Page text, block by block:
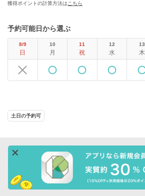
獲得ポイントの計算方法はこちら
予約可能日から選ぶ
8/9
日
10
月
11
祝
12
水
13
木
土日の予約可